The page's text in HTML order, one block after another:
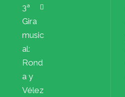
3ª
Gira
music
al:
Rond
a y
Vélez